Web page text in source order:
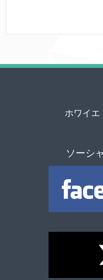
ホワイエ
ソーシ